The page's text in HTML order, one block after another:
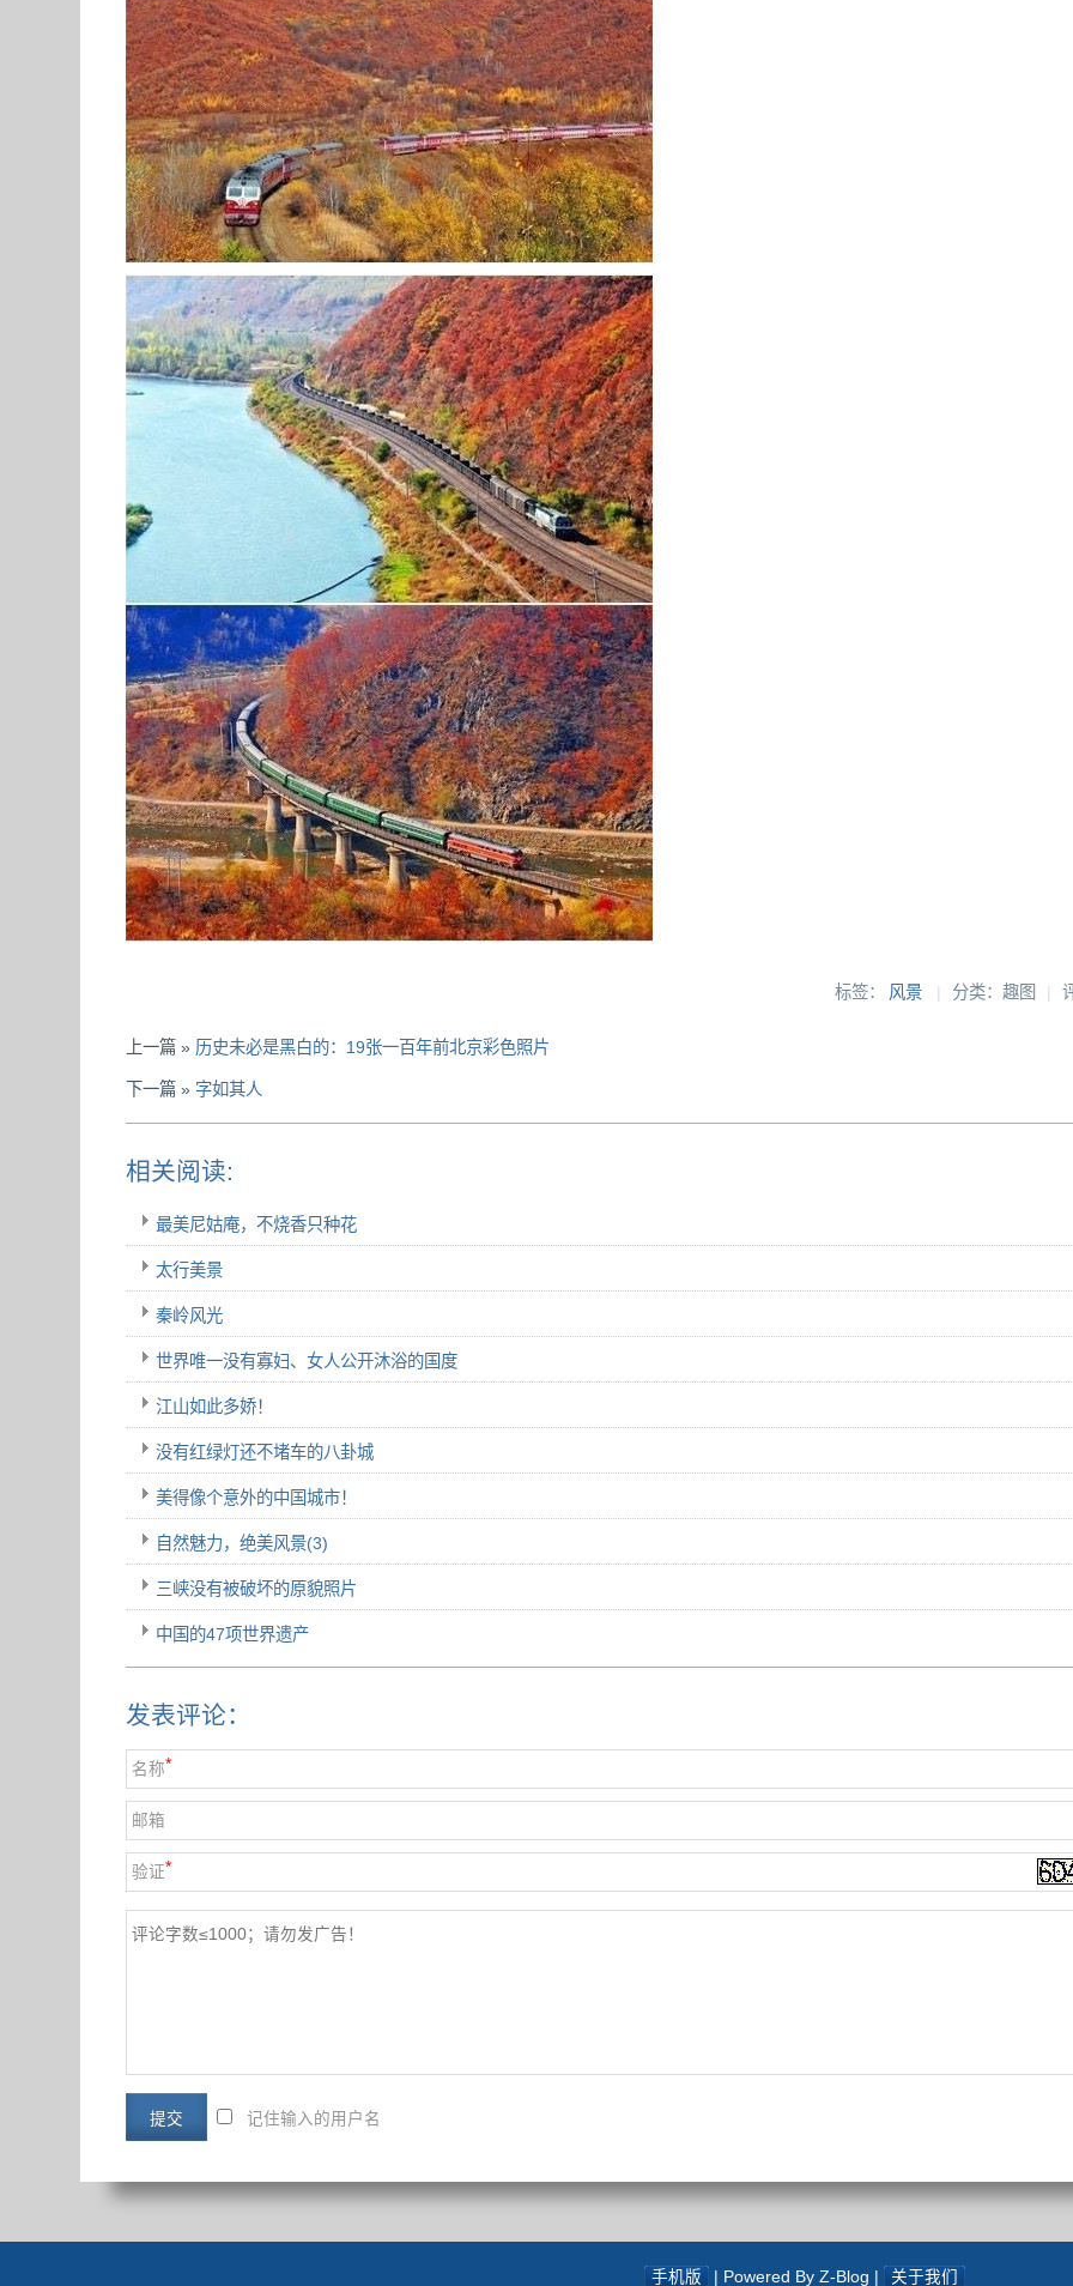
标签： 风景 | 分类：趣图 |
上一篇 » 历史未必是黑白的：19张一百年前北京彩色照片
下一篇 » 字如其人
相关阅读:
最美尼姑庵，不烧香只种花
太行美景
秦岭风光
世界唯一没有寡妇、女人公开沐浴的国度
江山如此多娇！
没有红绿灯还不堵车的八卦城
美得像个意外的中国城市！
自然魅力，绝美风景(3)
三峡没有被破坏的原貌照片
中国的47项世界遗产
发表评论：
名称*
邮箱
验证*
记住输入的用户名
手机版 | Powered By Z-Blog | 关于我们